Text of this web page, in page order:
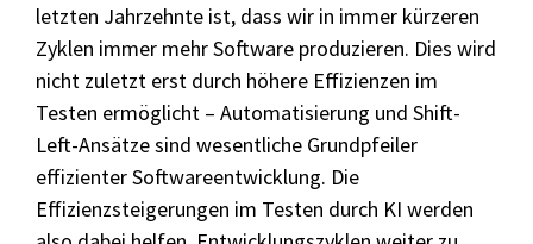
letzten Jahrzehnte ist, dass wir in immer kürzeren
Zyklen immer mehr Software produzieren. Dies wird
nicht zuletzt erst durch höhere Effizienzen im
Testen ermöglicht – Automatisierung und Shift-
Left-Ansätze sind wesentliche Grundpfeiler
effizienter Softwareentwicklung. Die
Effizienzsteigerungen im Testen durch KI werden